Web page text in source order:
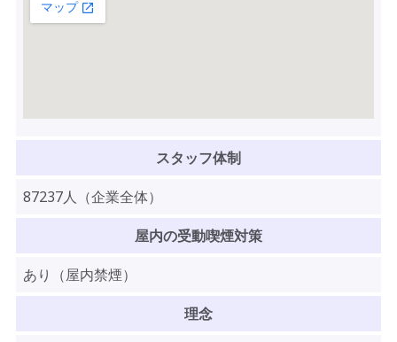
スタッフ体制
87237人（企業全体）
屋内の受動喫煙対策
あり（屋内禁煙）
理念